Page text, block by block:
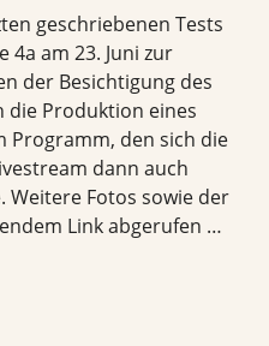
geschriebenen Tests
am 23. Juni zur
der Besichtigung des
die Produktion eines
Programm, den sich die
dann auch
Weitere Fotos sowie der
Link abgerufen …